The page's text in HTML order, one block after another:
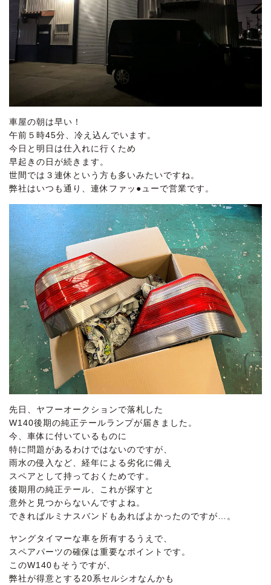
車屋の朝は早い！
午前５時45分、冷え込んでいます。
今日と明日は仕入れに行くため
早起きの日が続きます。
世間では３連休という方も多いみたいですね。
弊社はいつも通り、連休ファッ●ューで営業です。
先日、ヤフーオークションで落札した
W140後期の純正テールランプが届きました。
今、車体に付いているものに
特に問題があるわけではないのですが、
雨水の侵入など、経年による劣化に備え
スペアとして持っておくためです。
後期用の純正テール、これが探すと
意外と見つからないんですよね。
できればルミナスバンドもあればよかったのですが…。
ヤングタイマーな車を所有するうえで、
スペアパーツの確保は重要なポイントです。
このW140もそうですが、
弊社が得意とする20系セルシオなんかも